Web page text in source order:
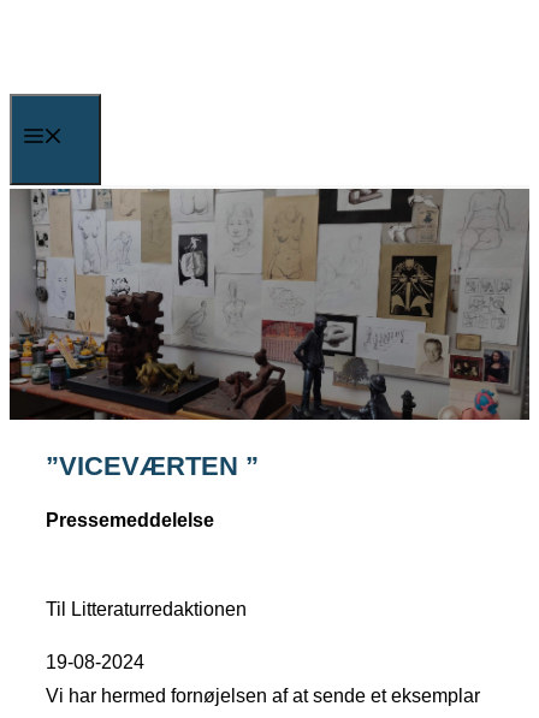
content
Menu
”VICEVÆRTEN ”
Pressemeddelelse
Til Litteraturredaktionen
19-08-2024
Vi har hermed fornøjelsen af at sende et eksemplar